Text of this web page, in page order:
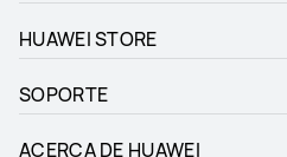
HUAWEI STORE
SOPORTE
ACERCA DE HUAWEI